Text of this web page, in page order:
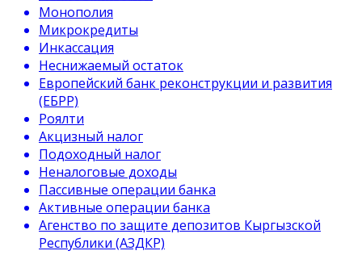
Монополия
Микрокредиты
Инкассация
Неснижаемый остаток
Европейский банк реконструкции и развития
(ЕБРР)
Роялти
Акцизный налог
Подоходный налог
Неналоговые доходы
Пассивные операции банка
Активные операции банка
Агенство по защите депозитов Кыргызской
Республики (АЗДКР)